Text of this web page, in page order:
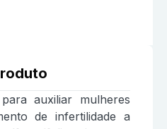
auxiliar mulheres
de infertilidade a